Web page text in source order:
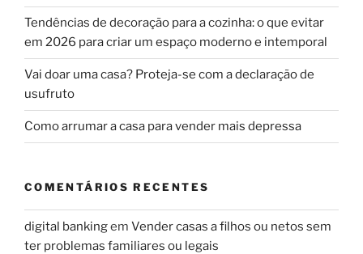
Tendências de decoração para a cozinha: o que evitar
em 2026 para criar um espaço moderno e intemporal
Vai doar uma casa? Proteja-se com a declaração de
usufruto
Como arrumar a casa para vender mais depressa
COMENTÁRIOS RECENTES
digital bankingem Vender casas a filhos ou netos sem
ter problemas familiares ou legais